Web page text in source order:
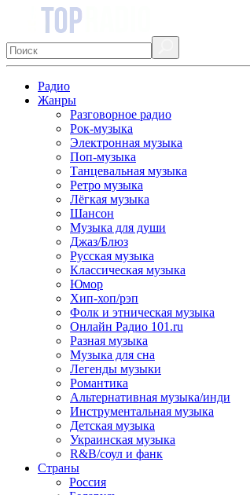
Радио
Жанры
Разговорное радио
Рок-музыка
Электронная музыка
Поп-музыка
Танцевальная музыка
Ретро музыка
Лёгкая музыка
Шансон
Музыка для души
Джаз/Блюз
Русская музыка
Классическая музыка
Юмор
Хип-хоп/рэп
Фолк и этническая музыка
Онлайн Радио 101.ru
Разная музыка
Музыка для сна
Легенды музыки
Романтика
Альтернативная музыка/инди
Инструментальная музыка
Детская музыка
Украинская музыка
R&B/cоул и фанк
Страны
Россия